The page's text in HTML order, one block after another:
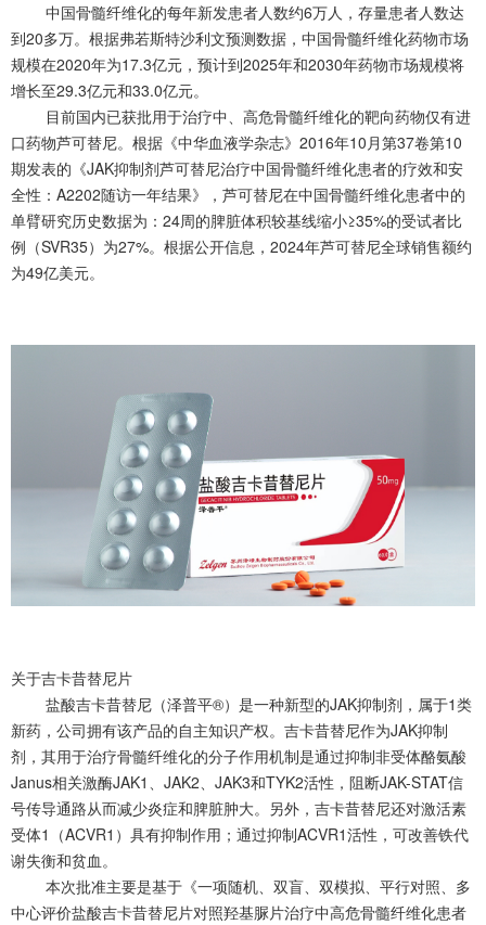
中国骨髓纤维化的每年新发患者人数约6万人，存量患者人数达
到20多万。根据弗若斯特沙利文预测数据，中国骨髓纤维化药物市场
规模在2020年为17.3亿元，预计到2025年和2030年药物市场规模将
增长至29.3亿元和33.0亿元。
目前国内已获批用于治疗中、高危骨髓纤维化的靶向药物仅有进
口药物芦可替尼。根据《中华血液学杂志》2016年10月第37卷第10
期发表的《JAK抑制剂芦可替尼治疗中国骨髓纤维化患者的疗效和安
全性：A2202随访一年结果》，芦可替尼在中国骨髓纤维化患者中的
单臂研究历史数据为：24周的脾脏体积较基线缩小≥35%的受试者比
例（SVR35）为27%。根据公开信息，2024年芦可替尼全球销售额约
为49亿美元。
关于吉卡昔替尼片
盐酸吉卡昔替尼（泽普平®）是一种新型的JAK抑制剂，属于1类
新药，公司拥有该产品的自主知识产权。吉卡昔替尼作为JAK抑制
剂，其用于治疗骨髓纤维化的分子作用机制是通过抑制非受体酪氨酸
Janus相关激酶JAK1、JAK2、JAK3和TYK2活性，阻断JAK-STAT信
号传导通路从而减少炎症和脾脏肿大。另外，吉卡昔替尼还对激活素
受体1（ACVR1）具有抑制作用；通过抑制ACVR1活性，可改善铁代
谢失衡和贫血。
本次批准主要是基于《一项随机、双盲、双模拟、平行对照、多
中心评价盐酸吉卡昔替尼片对照羟基脲片治疗中高危骨髓纤维化患者